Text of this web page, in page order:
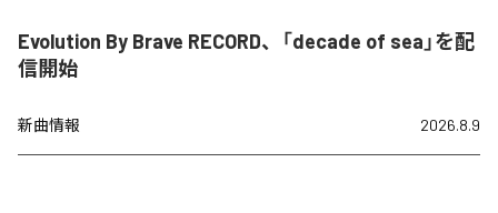
Evolution By Brave RECORD、「decade of sea」を配
信開始
新曲情報 2026.8.9